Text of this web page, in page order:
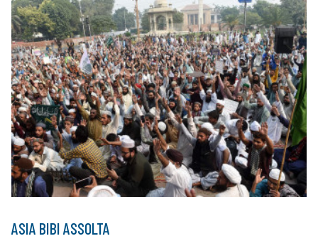
ASIA BIBI ASSOLTA